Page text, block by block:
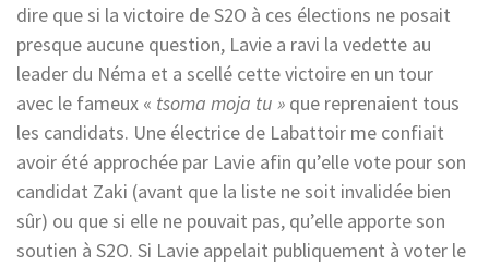
dire que si la victoire de S2O à ces élections ne posait
presque aucune question, Lavie a ravi la vedette au
leader du Néma et a scellé cette victoire en un tour
avec le fameux « tsoma moja tu » que reprenaient tous
les candidats. Une électrice de Labattoir me confiait
avoir été approchée par Lavie afin qu’elle vote pour son
candidat Zaki (avant que la liste ne soit invalidée bien
sûr) ou que si elle ne pouvait pas, qu’elle apporte son
soutien à S2O. Si Lavie appelait publiquement à voter le